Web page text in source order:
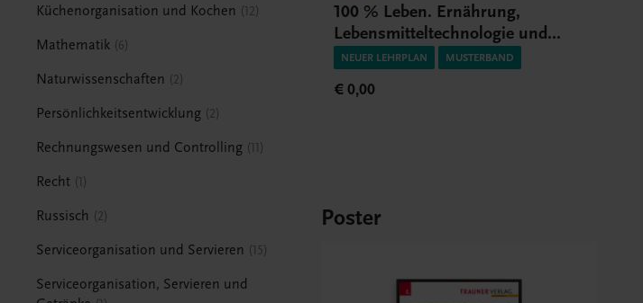
Küchenorganisation und Kochen 12
Mathematik 6
Naturwissenschaften 2
Persönlichkeitsentwicklung 2
Rechnungswesen und Controlling 11
Recht 1
Russisch 2
Serviceorganisation und Servieren 15
Serviceorganisation, Servieren und
100 % Leben. Ernährung,
Lebensmitteltechnologie und
naturwissenschaftliche
Grundlagen 1 HLT/1 HF
NEUER LEHRPLAN MUSTERBAND
€ 0,00
Poster